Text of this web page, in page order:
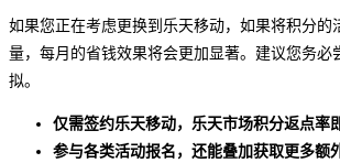
如果您正在考虑更换到乐天移动，如果将积分的
量，每月的省钱效果将会更加显著。建议您务必
拟。
仅需签约乐天移动，乐天市场积分返点率
参与各类活动报名，还能叠加获取更多额